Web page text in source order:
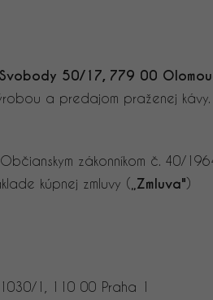
Svobody 50/17, 779 00
a predajom praženej kávy.
zákonníkom č. 40/
kúpnej zmluvy („Zmluva")
1, 110 00 Praha 1